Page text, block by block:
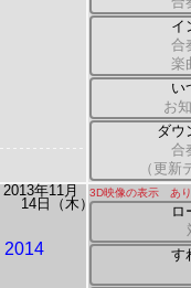
イ
合
楽
い
お
ダウ
合
（更
2013年11月
14日（木）
2014
3D映像の表示 あり
ロ
す